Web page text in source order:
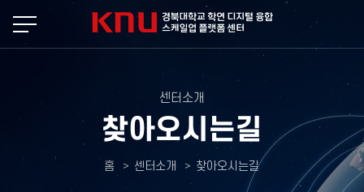
센터소개
찾아오시는길
홈 센터소개 찾아오시는길